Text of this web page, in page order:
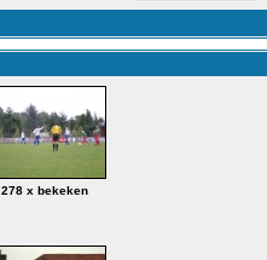
278 x bekeken